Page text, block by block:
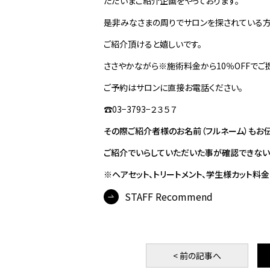
是非みなさまの周りでサロンを探されている
ご紹介頂けると嬉しいです。
ささやかながら※施術料金から10％OFFでご
ご予約はサロンに直接お電話ください。
☎️03−3793−２３５７
その際ご紹介者様のお名前（フルネーム）もお
ご紹介でいらしていただいた事が確認でき
※ヘアセット、トリートメント、学生様カット
STAFF Recommend
< 前の記事へ